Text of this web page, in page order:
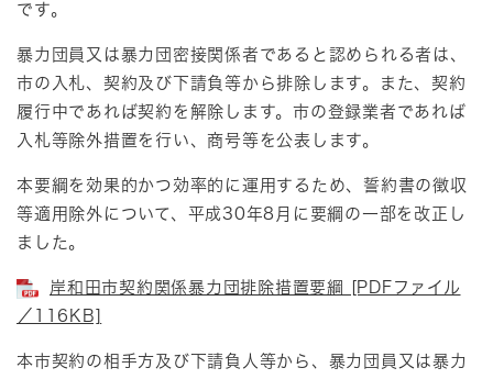
です。
暴力団員又は暴力団密接関係者であると認められる者は、
市の入札、契約及び下請負等から排除します。また、契約
履行中であれば契約を解除します。市の登録業者であれば
入札等除外措置を行い、商号等を公表します。
本要綱を効果的かつ効率的に運用するため、誓約書の徴収
等適用除外について、平成30年8月に要綱の一部を改正し
ました。
岸和田市契約関係暴力団排除措置要綱 [PDFファイル
／116KB]
本市契約の相手方及び下請負人等から、暴力団員又は暴力